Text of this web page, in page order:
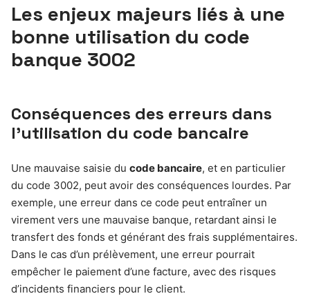
Les enjeux majeurs liés à une
bonne utilisation du code
banque 3002
Conséquences des erreurs dans
l’utilisation du code bancaire
Une mauvaise saisie du code bancaire, et en particulier
du code 3002, peut avoir des conséquences lourdes. Par
exemple, une erreur dans ce code peut entraîner un
virement vers une mauvaise banque, retardant ainsi le
transfert des fonds et générant des frais supplémentaires.
Dans le cas d’un prélèvement, une erreur pourrait
empêcher le paiement d’une facture, avec des risques
d’incidents financiers pour le client.